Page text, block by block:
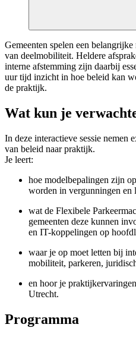
Gemeenten spelen een
van deelmobiliteit. Heldere
interne afstemming zijn daarbij
uur tijd inzicht in hoe beleid kan
de praktijk.
Wat kun je
In deze interactieve sessie nemen
van beleid naar praktijk.
Je leert:
hoe modelbepalingen zijn
worden in vergunningen en
wat de Flexibele
gemeenten deze kunnen
en IT-koppelingen op
waar je op moet letten bij
mobiliteit, parkeren,
en hoor je
Utrecht.
Programma